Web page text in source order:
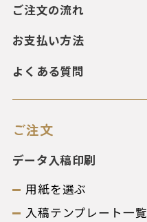
ご注文
データ入稿印刷
用紙を選ぶ
入稿テンプレート一覧
ご注文の流れ
お支払い方法
よくある質問